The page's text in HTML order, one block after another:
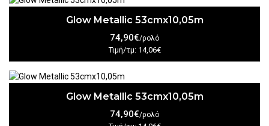
Glow Metallic 53cmx10,05m
74,90€/ρολό
Τιμή/τμ: 14,06€
Glow Metallic 53cmx10,05m
74,90€/ρολό